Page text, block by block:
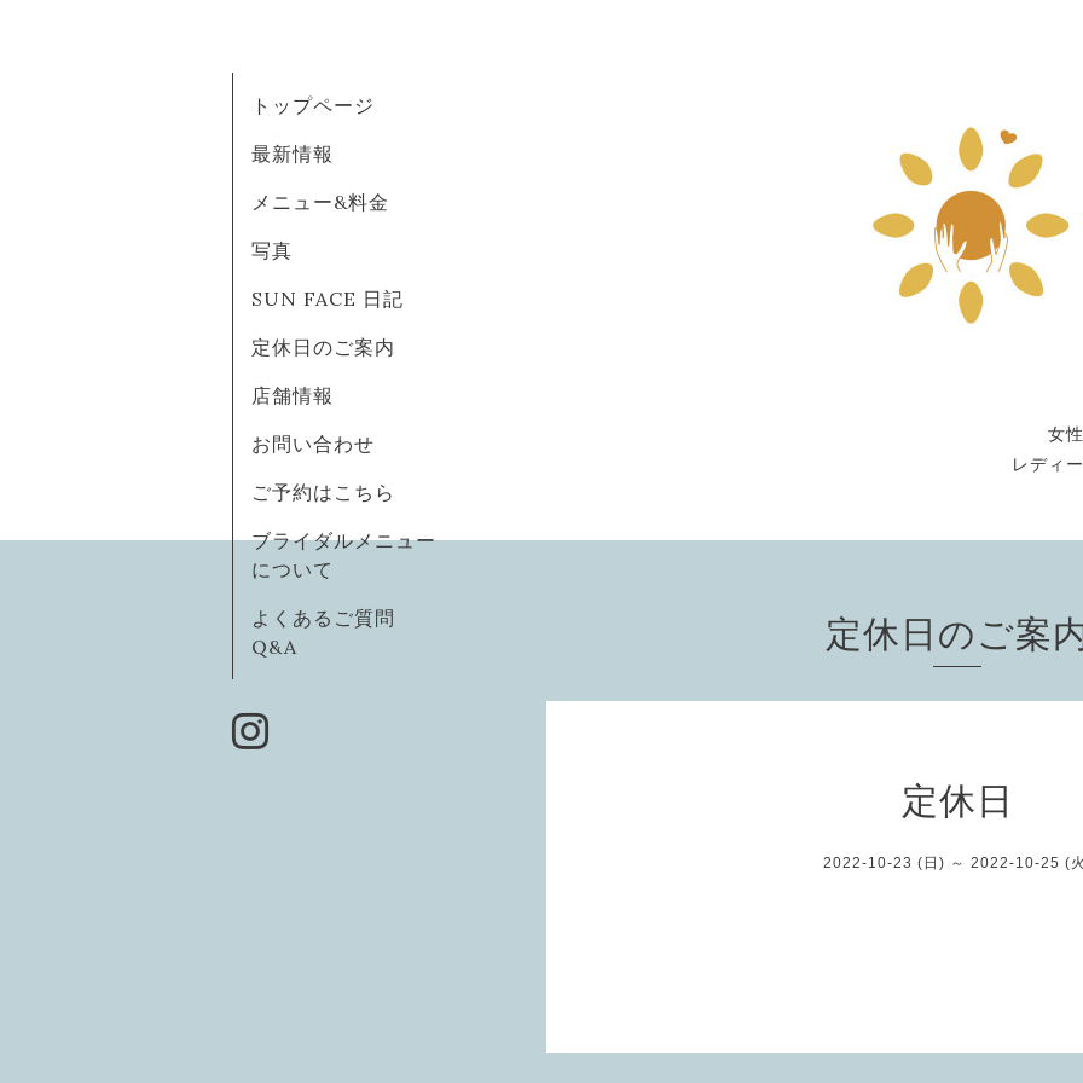
女
レディ
トップページ
最新情報
メニュー&料金
写真
SUN FACE 日記
定休日のご案内
店舗情報
お問い合わせ
ご予約はこちら
ブライダルメニュー
について
よくあるご質問
Q&A
定休日のご案
定休日
2022-10-23 (日) ～ 2022-10-25 (